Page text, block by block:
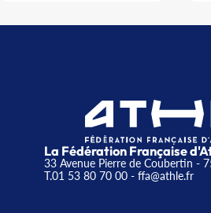
La Fédération Française
33 Avenue Pierre de Coubertin -
T.01 53 80 70 00- ffa@athle.fr